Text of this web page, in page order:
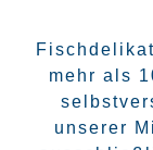
mehr als
unserer